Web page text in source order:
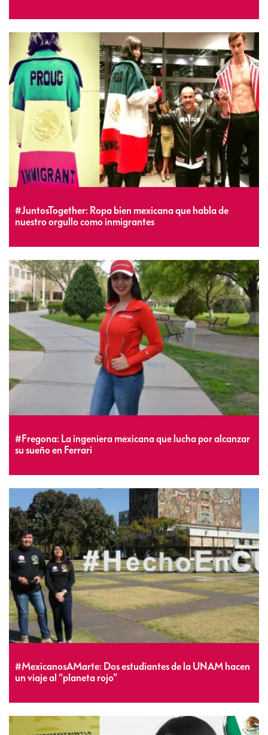
#JuntosTogether: Ropa bien mexicana que habla de
nuestro orgullo como inmigrantes
#Fregona: La ingeniera mexicana que lucha por alcanzar
su sueño en Ferrari
#MexicanosAMarte: Dos estudiantes de la UNAM hacen
un viaje al “planeta rojo”